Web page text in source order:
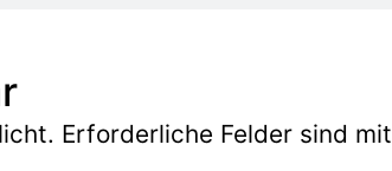
Erforderliche Felder sind mit